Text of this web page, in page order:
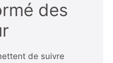
des
de suivre